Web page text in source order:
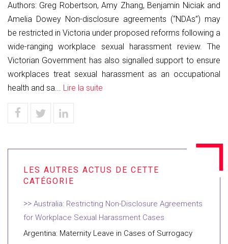
Authors: Greg Robertson, Amy Zhang, Benjamin Niciak and
Amelia Dowey Non-disclosure agreements (“NDAs”) may
be restricted in Victoria under proposed reforms following a
wide-ranging workplace sexual harassment review. The
Victorian Government has also signalled support to ensure
workplaces treat sexual harassment as an occupational
health and sa... Lire la suite
Australia: Restricting Non-Disclosure Agreements
for Workplace Sexual Harassment Cases
Argentina: Maternity Leave in Cases of Surrogacy